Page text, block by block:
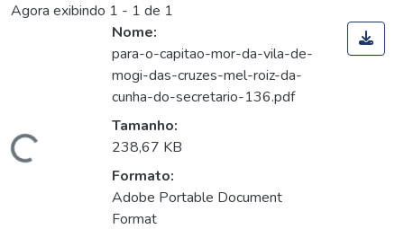
Agora exibindo 1 - 1 de 1
Carregando...
Nome:
para-o-capitao-mor-da-vila-de-
mogi-das-cruzes-mel-roiz-da-
cunha-do-secretario-136.pdf
Tamanho:
238,67 KB
Formato:
Adobe Portable Document
Format